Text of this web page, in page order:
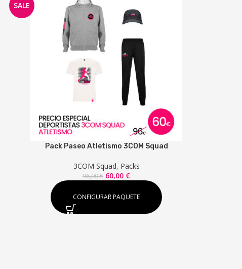
SALE
Pack Paseo Atletismo 3COM Squad
3COM Squad, Packs
96,00€ El
original
96,00 €.
60,00 €El
precio
actual
60,00 €.
CONFIGURAR PAQUETE